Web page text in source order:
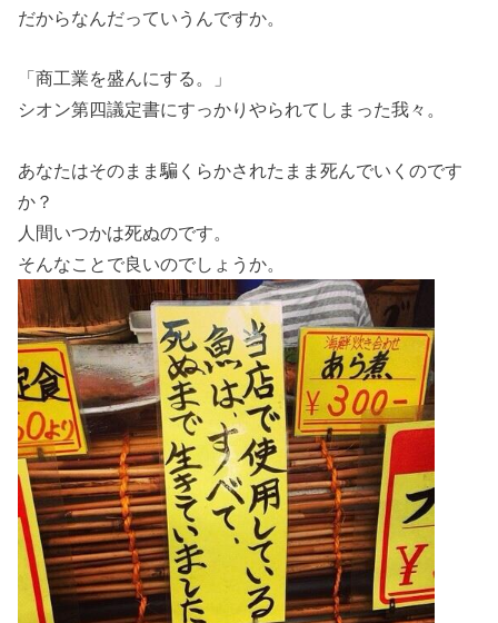
だからなんだっていうんですか。
「商工業を盛んにする。」
シオン第四議定書にすっかりやられてしまった我々。
あなたはそのまま騙くらかされたまま死んでいくのです
か？
人間いつかは死ぬのです。
そんなことで良いのでしょうか。